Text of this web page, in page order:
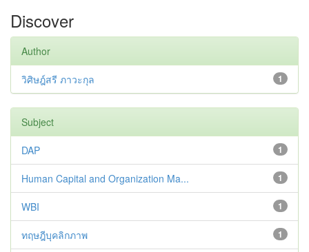
Discover
Author
1
วิศิษฎ์สรี ภาวะกุล
Subject
1
DAP
1
Human Capital and Organization Ma...
1
WBI
1
ทฤษฎีบุคลิกภาพ